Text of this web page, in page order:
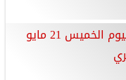
سعر الدينار الكويتي اليوم الخميس 21 مايو